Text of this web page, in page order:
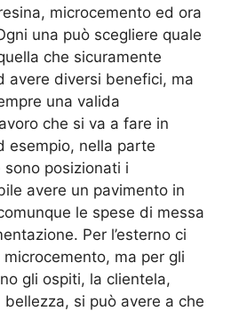
microcemento ed ora
una può scegliere quale
che sicuramente
avere diversi benefici, ma
una valida
che si va a fare in
esempio, nella parte
posizionati i
avere un pavimento in
le spese di messa
Per l’esterno ci
ma per gli
gli ospiti, la clientela,
si può avere a che